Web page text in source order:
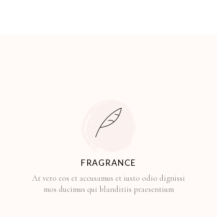
FRAGRANCE
At vero eos et accusamus et iusto odio dignissi
mos ducimus qui blanditiis praesentium